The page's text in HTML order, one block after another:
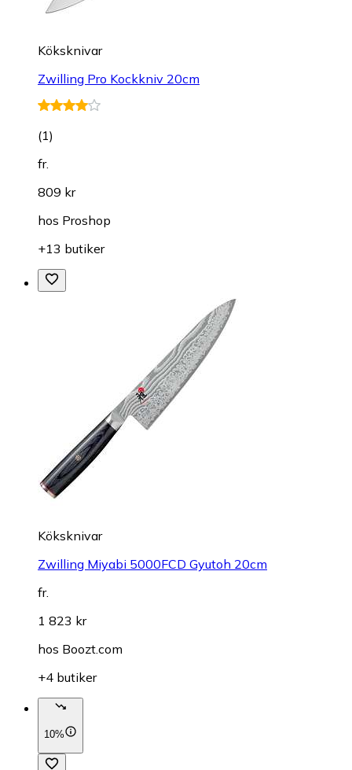
Köksknivar
Zwilling Pro Kockkniv 20cm
(1)
fr.
809 kr
hos Proshop
+13 butiker
Köksknivar
Zwilling Miyabi 5000FCD Gyutoh 20cm
fr.
1 823 kr
hos Boozt.com
+4 butiker
10%